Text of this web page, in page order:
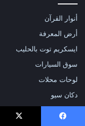
أنوار القرآن
أرض المعرفة
ايسكريم توت بالحليب
سوق السيارات
لوحات محلات
دكان سيو
باقات السيو